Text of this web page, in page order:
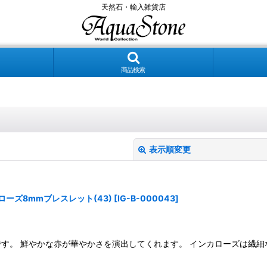
天然石・輸入雑貨店
商品検索
表示順変更
絞り込む
ーズ8mmブレスレット(43) [IG-B-000043]
。 鮮やかな赤が華やかさを演出してくれます。 インカローズは繊